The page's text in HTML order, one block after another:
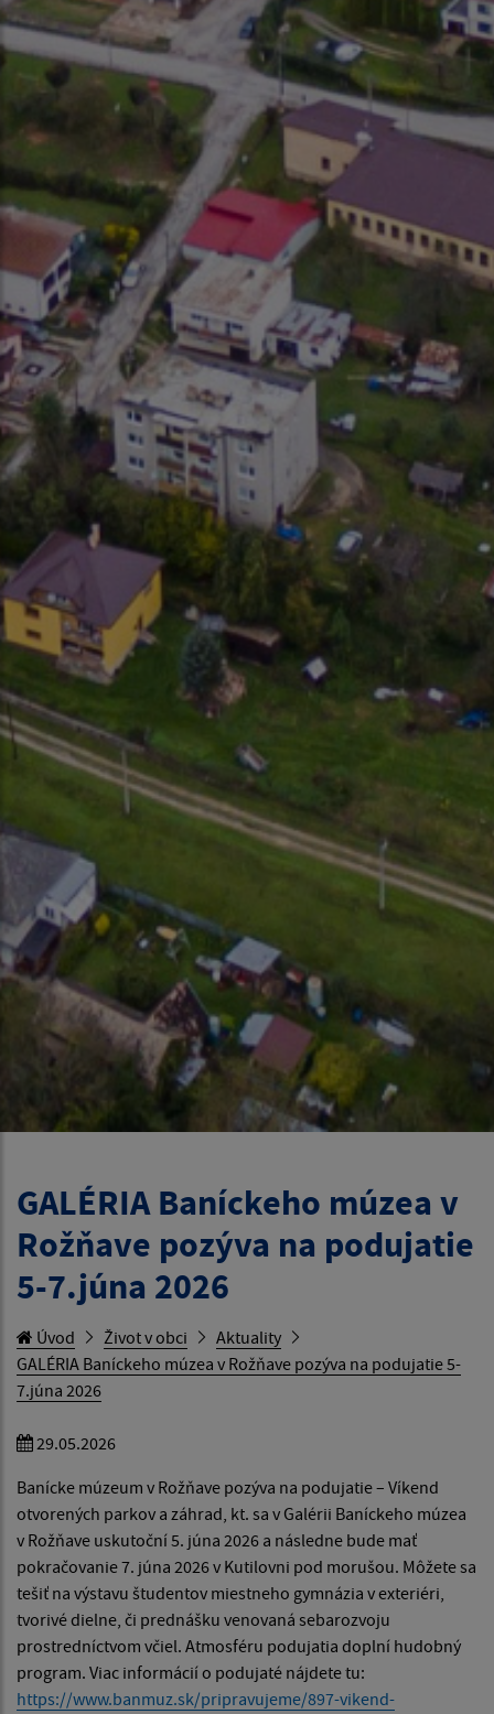
GALÉRIA Baníckeho múzea v
Rožňave pozýva na podujatie
5-7.júna 2026
Úvod Život v obci
Aktuality
GALÉRIA Baníckeho múzea v Rožňave pozýva na podujatie 5-
7.júna 2026
29.05.2026
Banícke múzeum v Rožňave pozýva na podujatie – Víkend
otvorených parkov a záhrad, kt. sa v Galérii Baníckeho múzea
v Rožňave uskutoční 5. júna 2026 a následne bude mať
pokračovanie 7. júna 2026 v Kutilovni pod morušou. Môžete sa
tešiť na výstavu študentov miestneho gymnázia v exteriéri,
tvorivé dielne, či prednášku venovaná sebarozvoju
prostredníctvom včiel. Atmosféru podujatia doplní hudobný
program. Viac informácií o podujaté nájdete tu:
https://www.banmuz.sk/pripravujeme/897-vikend-